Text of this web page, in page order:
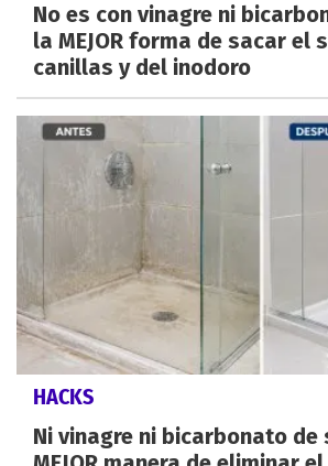
No es con vinagre ni
la MEJOR forma de sacar el
canillas y del inodoro
HACKS
Ni vinagre ni bicarbonato de